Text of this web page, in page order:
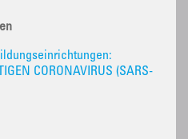
CORONAVIRUS (SARS-